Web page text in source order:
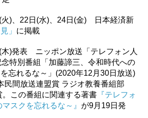
火)、22日(水)、24日(金) 日本経済新
」 に掲載
)発表 ニッポン放送「テレフォン人
特別番組「加藤諦三、令和時代への
忘れるな～」(2020年12月30日放送)
民間放送連盟賞 ラジオ教養番組部
。この番組に関連する著書 『テレフォ
スクを忘れるな～』 が9月19日発